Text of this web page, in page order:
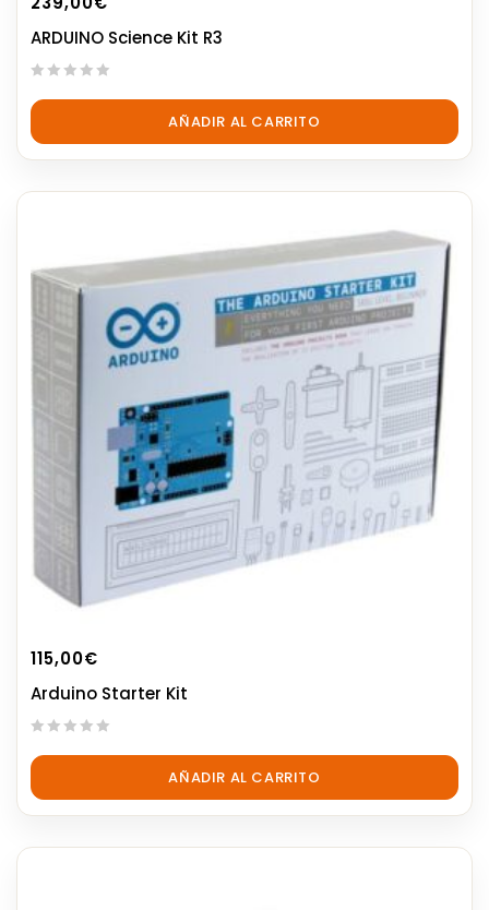
ARDUINO Science Kit R3
out
5
AÑADIR AL CARRITO
115,00€
Arduino Starter Kit
out
5
AÑADIR AL CARRITO